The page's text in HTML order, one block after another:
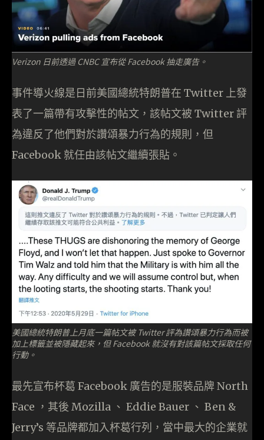
Verizon 日前透過 CNBC 宣布從 Facebook 抽走廣告。
事件導火線是日前美國總統特朗普在 Twitter 上發
表了一篇帶有攻擊性的帖文，該帖文被 Twitter 評
為違反了他們對於讚頌暴力行為的規則，但
Facebook 就任由該帖文繼續張貼。
美國總統特朗普上月底一篇帖文被 Twitter 評為讚頌暴力行為而被
加上標籤並被隱藏起來，但 Facebook 就沒有對該篇帖文採取任何
行動。
最先宣布杯葛 Facebook 廣告的是服裝品牌 North
Face ，其後 Mozilla 、 Eddie Bauer 、 Ben &
Jerry’s 等品牌都加入杯葛行列，當中最大的企業就